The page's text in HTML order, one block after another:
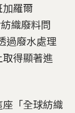
羅爾
織廢料問
過廢水處理
得顯著進
「全球紡織